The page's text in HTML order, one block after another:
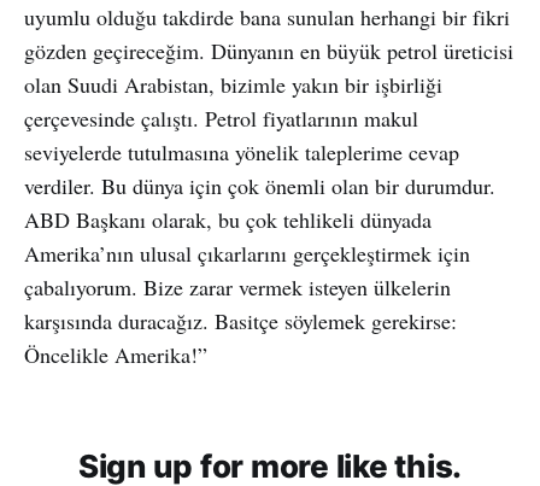
uyumlu olduğu takdirde bana sunulan herhangi bir fikri
gözden geçireceğim. Dünyanın en büyük petrol üreticisi
olan Suudi Arabistan, bizimle yakın bir işbirliği
çerçevesinde çalıştı. Petrol fiyatlarının makul
seviyelerde tutulmasına yönelik taleplerime cevap
verdiler. Bu dünya için çok önemli olan bir durumdur.
ABD Başkanı olarak, bu çok tehlikeli dünyada
Amerika’nın ulusal çıkarlarını gerçekleştirmek için
çabalıyorum. Bize zarar vermek isteyen ülkelerin
karşısında duracağız. Basitçe söylemek gerekirse:
Öncelikle Amerika!”
Sign up for more like this.